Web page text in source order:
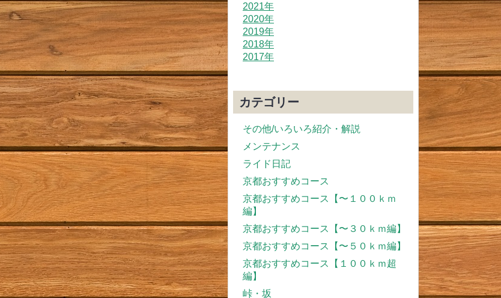
2021年
2020年
2019年
2018年
2017年
カテゴリー
その他/いろいろ紹介・解説
メンテナンス
ライド日記
京都おすすめコース
京都おすすめコース【〜１００ｋｍ
編】
京都おすすめコース【〜３０ｋｍ編】
京都おすすめコース【〜５０ｋｍ編】
京都おすすめコース【１００ｋｍ超
編】
峠・坂